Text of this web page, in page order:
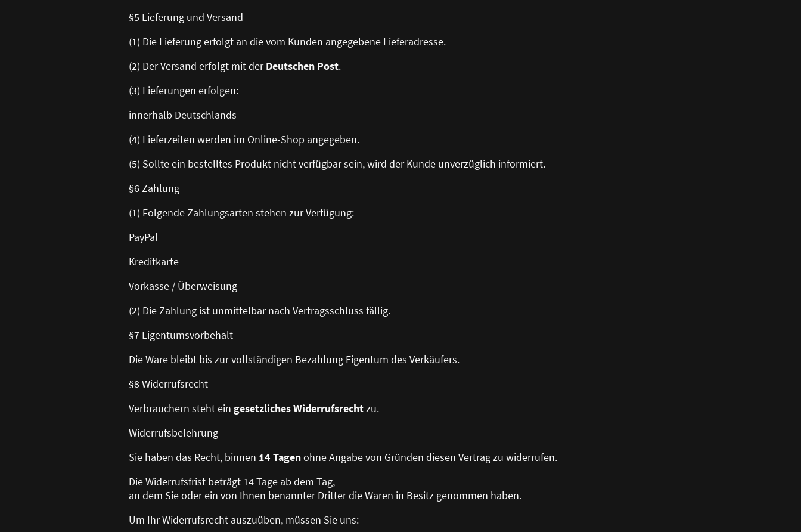
§5 Lieferung und Versand
(1) Die Lieferung erfolgt an die vom Kunden angegebene Lieferadresse.
(2) Der Versand erfolgt mit derDeutschen Post.
(3) Lieferungen erfolgen:
innerhalb Deutschlands
(4) Lieferzeiten werden im Online-Shop angegeben.
(5) Sollte ein bestelltes Produkt nicht verfügbar sein, wird der Kunde unverzüglich informiert.
§6 Zahlung
(1) Folgende Zahlungsarten stehen zur Verfügung:
PayPal
Kreditkarte
Vorkasse / Überweisung
(2) Die Zahlung ist unmittelbar nach Vertragsschluss fällig.
§7 Eigentumsvorbehalt
Die Ware bleibt bis zur vollständigen Bezahlung Eigentum des Verkäufers.
§8 Widerrufsrecht
Verbrauchern steht ein gesetzliches Widerrufsrechtzu.
Widerrufsbelehrung
Sie haben das Recht, binnen 14 Tagenohne Angabe von Gründen diesen Vertrag zu widerrufen.
Die Widerrufsfrist beträgt 14 Tage ab dem Tag,
an dem Sie oder ein von Ihnen benannter Dritter die Waren in Besitz genommen haben.
Um Ihr Widerrufsrecht auszuüben, müssen Sie uns: